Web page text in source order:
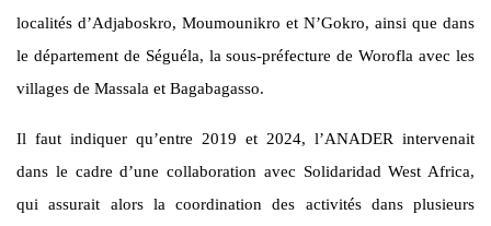
localités d’Adjaboskro, Moumounikro et N’Gokro, ainsi que dans
le département de Séguéla, la sous-préfecture de Worofla avec les
villages de Massala et Bagabagasso.
Il faut indiquer qu’entre 2019 et 2024, l’ANADER intervenait
dans le cadre d’une collaboration avec Solidaridad West Africa,
qui assurait alors la coordination des activités dans plusieurs